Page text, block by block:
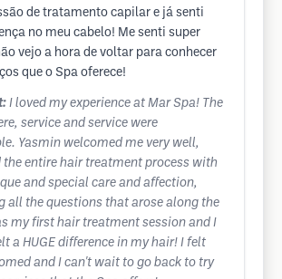
de tratamento capilar e já senti
no meu cabelo! Me senti super
vejo a hora de voltar para conhecer
que o Spa oferece!
I loved my experience at Mar Spa! The
service and service were
Yasmin welcomed me very well,
the entire hair treatment process with
and special care and affection,
all the questions that arose along the
my first hair treatment session and I
a HUGE difference in my hair! I felt
and I can't wait to go back to try